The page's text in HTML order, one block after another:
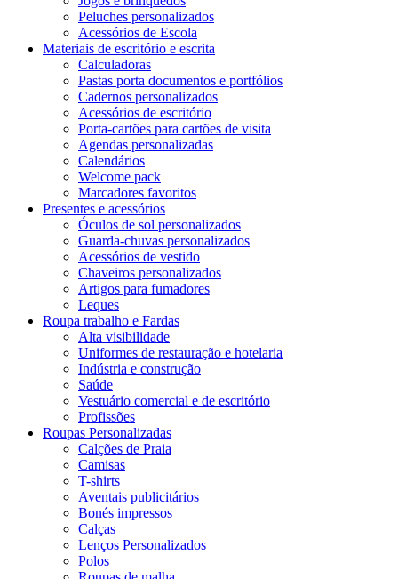
Peluches personalizados
Acessórios de Escola
Materiais de escritório e escrita
Calculadoras
Pastas porta documentos e portfólios
Cadernos personalizados
Acessórios de escritório
Porta-cartões para cartões de visita
Agendas personalizadas
Calendários
Welcome pack
Marcadores favoritos
Presentes e acessórios
Óculos de sol personalizados
Guarda-chuvas personalizados
Acessórios de vestido
Chaveiros personalizados
Artigos para fumadores
Leques
Roupa trabalho e Fardas
Alta visibilidade
Uniformes de restauração e hotelaria
Indústria e construção
Saúde
Vestuário comercial e de escritório
Profissões
Roupas Personalizadas
Calções de Praia
Camisas
T-shirts
Aventais publicitários
Bonés impressos
Calças
Lenços Personalizados
Polos